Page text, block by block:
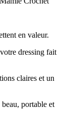
en valeur.
dressing fait
claires et un
portable et